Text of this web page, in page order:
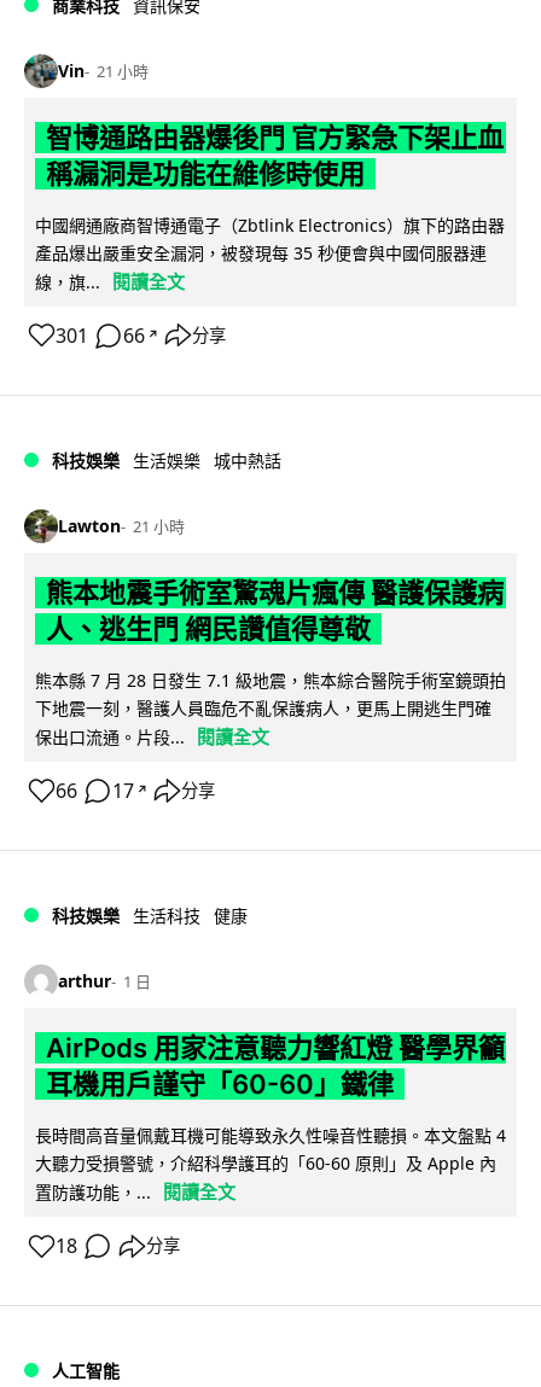
商業科技 資訊保安
Vin 21 小時
智博通路由器爆後門 官方緊急下架止血
稱漏洞是功能在維修時使用
中國網通廠商智博通電子（Zbtlink Electronics）旗下的路由器
產品爆出嚴重安全漏洞，被發現每 35 秒便會與中國伺服器連
線，旗...
閱讀全文
301 66 ↗ 分享
科技娛樂 生活娛樂 城中熱話
Lawton 21 小時
熊本地震手術室驚魂片瘋傳 醫護保護病
人、逃生門 網民讚值得尊敬
熊本縣 7 月 28 日發生 7.1 級地震，熊本綜合醫院手術室鏡頭拍
下地震一刻，醫護人員臨危不亂保護病人，更馬上開逃生門確
保出口流通。片段...
閱讀全文
66 17 ↗ 分享
科技娛樂 生活科技 健康
arthur 1 日
AirPods 用家注意聽力響紅燈 醫學界籲
耳機用戶謹守「60-60」鐵律
長時間高音量佩戴耳機可能導致永久性噪音性聽損。本文盤點 4
大聽力受損警號，介紹科學護耳的「60-60 原則」及 Apple 內
置防護功能，...
閱讀全文
18 分享
人工智能